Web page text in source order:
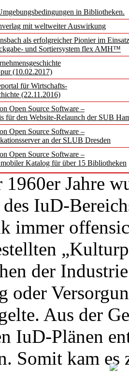
in Bibliotheken.
mit weltweiter Auswirkung
als erfolgreicher Pionier im
und Sortiersystem flex AMH™
(10.02.2017)
für Wirtschafts-
(22.11.2016)
Open Source Software –
für den Website-Relaunch der SUB
Open Source Software –
an der SLUB Dresden
Open Source Software –
Katalog für über 15 Bibliotheken
der
die
Status
der
einer starken
und
Jahre
IuD-
immer
der
oder
Aus der
IuD-Plänen
Somit kam